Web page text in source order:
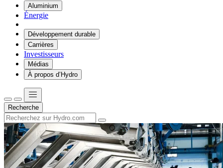
Aluminium
Énergie
Développement durable
Carrières
Investisseurs
Médias
À propos d’Hydro
Recherche